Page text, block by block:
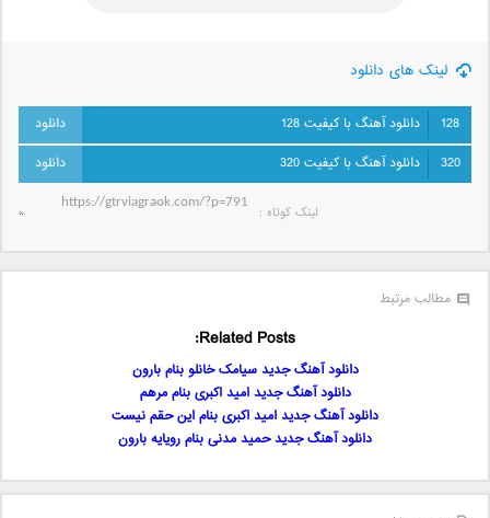
لینک های دانلود
128
دانلود آهنگ با کیفیت 128
320
دانلود آهنگ با کیفیت 320
لینک کوتاه‌ :
مطالب مرتبط
Related Posts:
دانلود آهنگ جدید سیامک خانلو بنام بارون
دانلود آهنگ جدید امید اکبری بنام مرهم
دانلود آهنگ جدید امید اکبری بنام این حقم نیست
دانلود آهنگ جدید حمید مدنی بنام رویایه بارون